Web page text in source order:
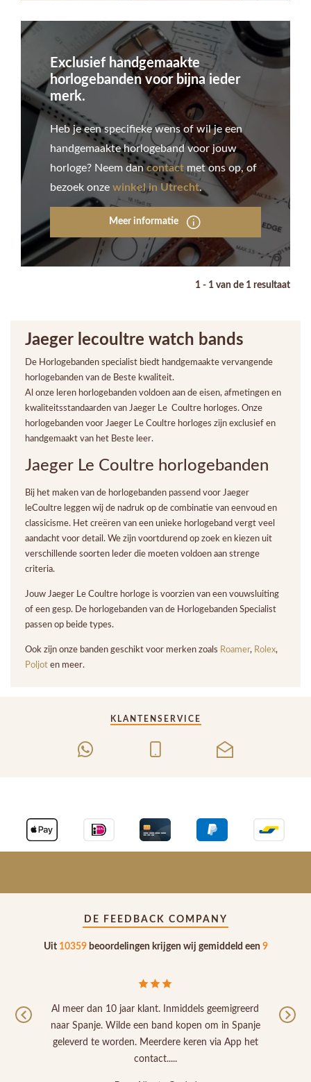
Exclusief handgemaakte
horlogebanden voor bijna ieder
merk.
Heb je een specifieke wens of wil je een
handgemaakte horlogeband voor jouw
horloge? Neem dan contact met ons op, of
bezoek onze winkel in Utrecht.
Meer informatie
1 - 1 van de 1 resultaat
Jaeger lecoultre watch bands
De Horlogebanden specialist biedt handgemaakte vervangende
horlogebanden van de Beste kwaliteit.
Al onze leren horlogebanden voldoen aan de eisen, afmetingen en
kwaliteitsstandaarden van Jaeger Le Coultre horloges. Onze
horlogebanden voor Jaeger Le Coultre horloges zijn exclusief en
handgemaakt van het Beste leer.
Jaeger Le Coultre horlogebanden
Bij het maken van de horlogebanden passend voor Jaeger
leCoultre leggen wij de nadruk op de combinatie van eenvoud en
classicisme. Het creëren van een unieke horlogeband vergt veel
aandacht voor detail. We zijn voortdurend op zoek en kiezen uit
verschillende soorten leder die moeten voldoen aan strenge
criteria.
Jouw Jaeger Le Coultre horloge is voorzien van een vouwsluiting
of een gesp. De horlogebanden van de Horlogebanden Specialist
passen op beide types.
Ook zijn onze banden geschikt voor merken zoals Roamer, Rolex,
Poljot en meer.
KLANTENSERVICE
DE FEEDBACK COMPANY
Uit 10359beoordelingen krijgen wij gemiddeld een 9
Al meer dan 10 jaar klant. Inmiddels geemigreerd
naar Spanje. Wilde een band kopen om in Spanje
geleverd te worden. Meerdere keren via App het
contact.....
Previous